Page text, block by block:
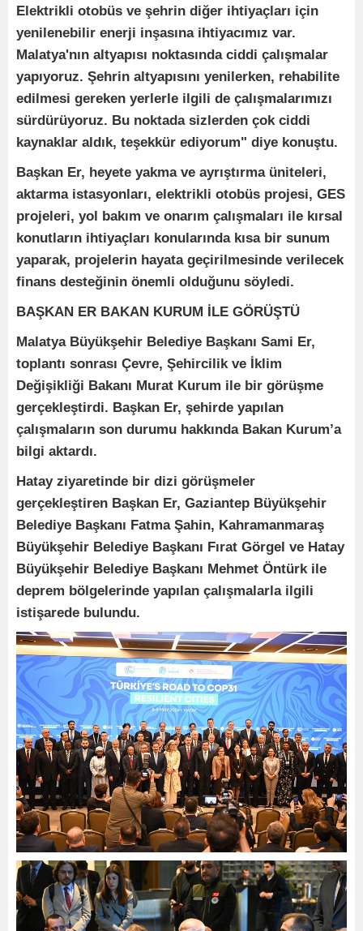
Elektrikli otobüs ve şehrin diğer ihtiyaçları için
yenilenebilir enerji inşasına ihtiyacımız var.
Malatya'nın altyapısı noktasında ciddi çalışmalar
yapıyoruz. Şehrin altyapısını yenilerken, rehabilite
edilmesi gereken yerlerle ilgili de çalışmalarımızı
sürdürüyoruz. Bu noktada sizlerden çok ciddi
kaynaklar aldık, teşekkür ediyorum" diye konuştu.
Başkan Er, heyete yakma ve ayrıştırma üniteleri,
aktarma istasyonları, elektrikli otobüs projesi, GES
projeleri, yol bakım ve onarım çalışmaları ile kırsal
konutların ihtiyaçları konularında kısa bir sunum
yaparak, projelerin hayata geçirilmesinde verilecek
finans desteğinin önemli olduğunu söyledi.
BAŞKAN ER BAKAN KURUM İLE GÖRÜŞTÜ
Malatya Büyükşehir Belediye Başkanı Sami Er,
toplantı sonrası Çevre, Şehircilik ve İklim
Değişikliği Bakanı Murat Kurum ile bir görüşme
gerçekleştirdi. Başkan Er, şehirde yapılan
çalışmaların son durumu hakkında Bakan Kurum’a
bilgi aktardı.
Hatay ziyaretinde bir dizi görüşmeler
gerçekleştiren Başkan Er, Gaziantep Büyükşehir
Belediye Başkanı Fatma Şahin, Kahramanmaraş
Büyükşehir Belediye Başkanı Fırat Görgel ve Hatay
Büyükşehir Belediye Başkanı Mehmet Öntürk ile
deprem bölgelerinde yapılan çalışmalarla ilgili
istişarede bulundu.